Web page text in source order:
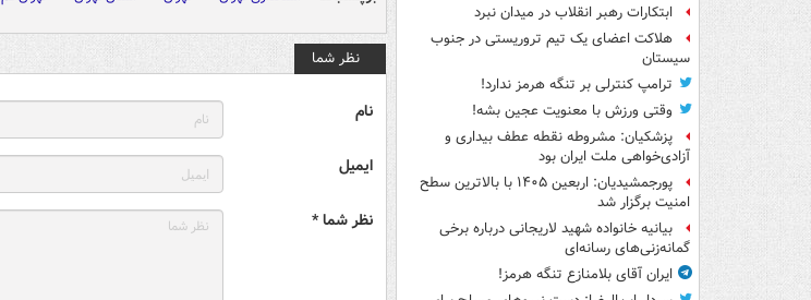
ابتکارات رهبر انقلاب در میدان نبرد
هلاکت اعضای یک تیم تروریستی در جنوب
سیستان
ترامپ کنترلی بر تنگه هرمز ندارد!
وقتی ورزش با معنویت عجین بشه!
پزشکیان: مشروطه نقطه عطف بیداری و
آزادی‌خواهی ملت ایران بود
پورجمشیدیان: اربعین ۱۴۰۵ با بالاترین سطح
امنیت برگزار شد
بیانیه خانواده شهید لاریجانی درباره برخی
گمانه‌زنی‌های رسانه‌ای
ایران آقای بلامنازع تنگه هرمز!
نظر شما
نام
ایمیل
نظر شما *